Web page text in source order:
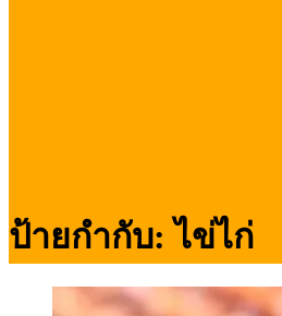
ป้ายกำกับ:ไข่ไก่